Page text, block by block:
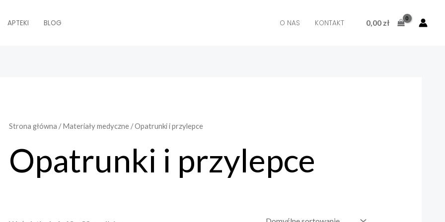
APTEKI BLOG O NAS KONTAKT 0,00 zł
Strona główna /Materiały medyczne / Opatrunki i przylepce
Opatrunki i przylepce